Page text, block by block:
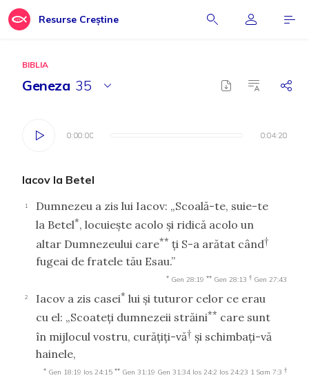
Resurse Creștine
BIBLIA
Geneza 35
0:00:00 0:04:20
0:00:00 0:04:20
Iacov la Betel
1
Dumnezeu a zis lui Iacov: „Scoală-te, suie-te
la Betel*, locuieşte acolo şi ridică acolo un
altar Dumnezeului care** ţi S-a arătat când†
fugeai de fratele tău Esau.”
* Gen 28:19 ** Gen 28:13 † Gen 27:43
2 Iacov a zis casei* lui şi tuturor celor ce erau
cu el: „Scoateţi dumnezeii străini** care sunt
în mijlocul vostru, curăţiţi-vă† şi schimbaţi-vă
hainele,
* Gen 18:19 Ios 24:15 ** Gen 31:19 Gen 31:34 Ios 24:2 Ios 24:23 1 Sam 7:3 †